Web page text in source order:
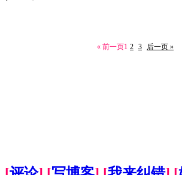
« 前一页1 2 3 后一页 »